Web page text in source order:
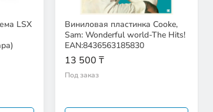
LSX
Виниловая пластинка Cooke,
Sam: Wonderful world-The Hits!
EAN:8436563185830
13 500 ₸
Под заказ